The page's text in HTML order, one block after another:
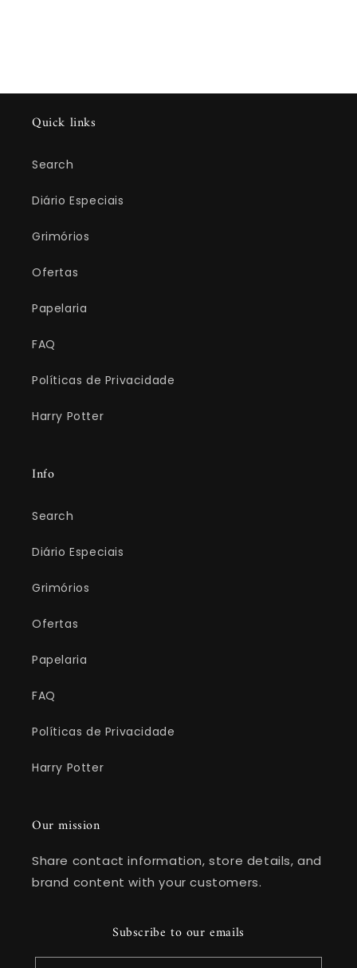
Quick links
Search
Diário Especiais
Grimórios
Ofertas
Papelaria
FAQ
Políticas de Privacidade
Harry Potter
Info
Search
Diário Especiais
Grimórios
Ofertas
Papelaria
FAQ
Políticas de Privacidade
Harry Potter
Our mission
Share contact information, store details, and
brand content with your customers.
Subscribe to our emails